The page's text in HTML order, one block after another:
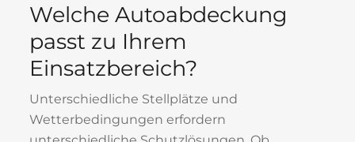
Welche Autoabdeckung
passt zu Ihrem
Einsatzbereich?
Unterschiedliche Stellplätze und
Wetterbedingungen erfordern